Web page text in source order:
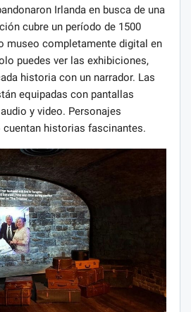
Irlanda en busca de una
cubre un período de 1500
museo completamente digital en
puedes ver las exhibiciones,
historia con un narrador. Las
equipadas con pantallas
y video. Personajes
historias fascinantes.